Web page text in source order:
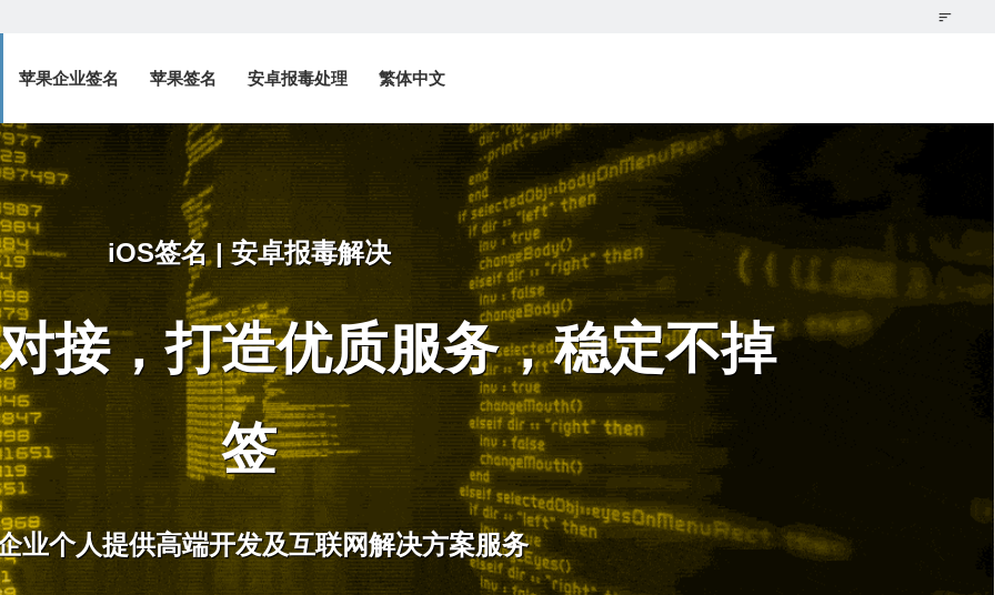
苹果企业签名 苹果签名 安卓报毒处理 繁体中文
iOS签名 | 安卓报毒解决
接，打造优质服务，稳定不掉
签
业个人提供高端开发及互联网解决方案服务